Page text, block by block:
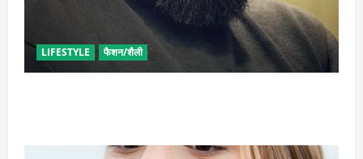
LIFESTYLE फैशन/शैली